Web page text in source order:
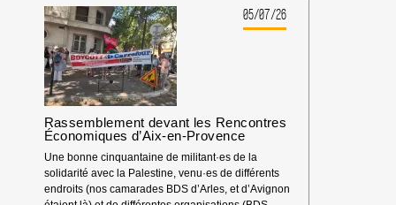
LA
FÉDÉRATION
ISRAÉLIENNE
D’ESCALADE
DOIT
ÊTRE
EXCLUE
DES
COMPÉTITIONS
INTERNATIONALES
!
05/07/26
Rassemblement devant les Rencontres
Économiques d’Aix-en-Provence
Une bonne cinquantaine de militant·es de la
solidarité avec la Palestine, venu·es de différents
endroits (nos camarades BDS d’Arles, et d’Avignon